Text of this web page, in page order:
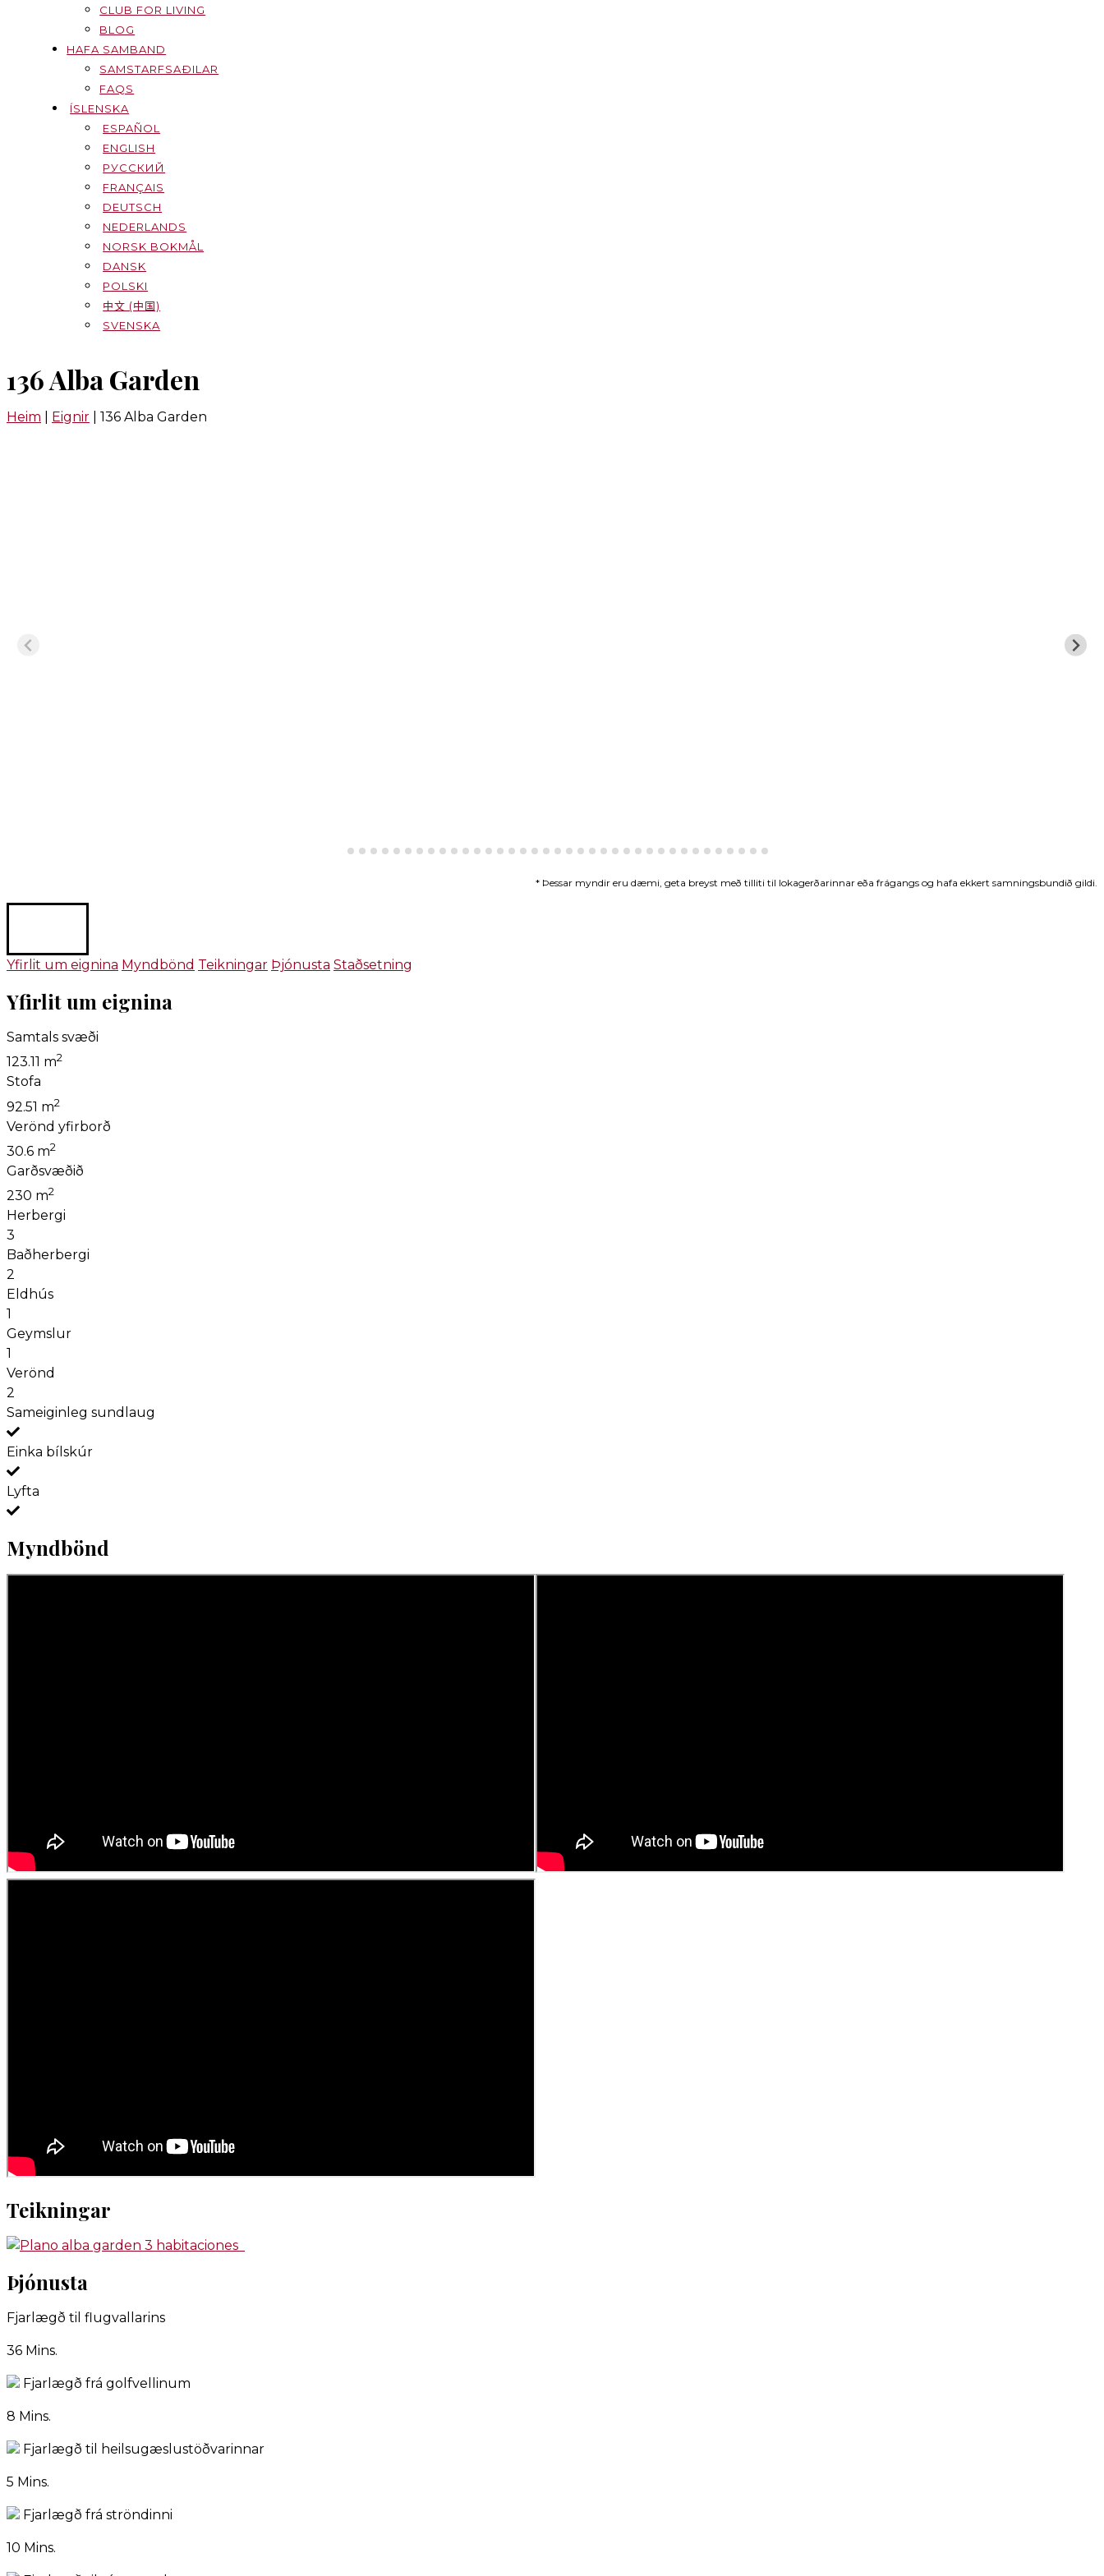
CLUB FOR LIVING
BLOG
HAFA SAMBAND
SAMSTARFSAÐILAR
FAQS
ÍSLENSKA
ESPAÑOL
ENGLISH
РУССКИЙ
FRANÇAIS
DEUTSCH
NEDERLANDS
NORSK BOKMÅL
DANSK
POLSKI
中文 (中国)
SVENSKA
136 Alba Garden
Heim Eignir 136 Alba Garden
* Þessar myndir eru dæmi, geta breyst með tilliti til lokagerðarinnar eða frágangs og hafa ekkert samningsbundið gildi.
Yfirlit um eignina Myndbönd Teikningar Þjónusta Staðsetning
Yfirlit um eignina
Samtals svæði
123.11 m2
Stofa
92.51 m2
Verönd yfirborð
30.6 m2
Garðsvæðið
230 m2
Herbergi
3
Baðherbergi
2
Eldhús
1
Geymslur
1
Verönd
2
Sameiginleg sundlaug
Einka bílskúr
Lyfta
Myndbönd
Teikningar
Þjónusta
Fjarlægð til flugvallarins
36 Mins.
Fjarlægð frá golfvellinum
8 Mins.
Fjarlægð til heilsugæslustöðvarinnar
5 Mins.
Fjarlægð frá ströndinni
10 Mins.